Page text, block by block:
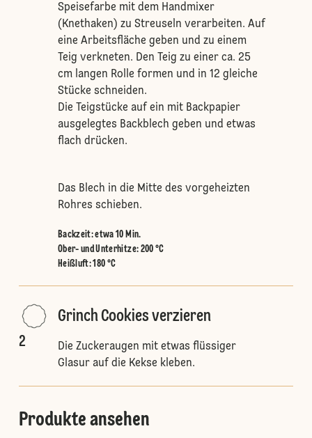
Speisefarbe mit dem Handmixer
(Knethaken) zu Streuseln verarbeiten. Auf
eine Arbeitsfläche geben und zu einem
Teig verkneten. Den Teig zu einer ca. 25
cm langen Rolle formen und in 12 gleiche
Stücke schneiden.
Die Teigstücke auf ein mit Backpapier
ausgelegtes Backblech geben und etwas
flach drücken.
Das Blech in die Mitte des vorgeheizten
Rohres schieben.
Backzeit: etwa 10 Min.
Ober- und Unterhitze: 200 °C
Heißluft:180 °C
2
Grinch Cookies verzieren
Die Zuckeraugen mit etwas flüssiger
Glasur auf die Kekse kleben.
Produkte ansehen